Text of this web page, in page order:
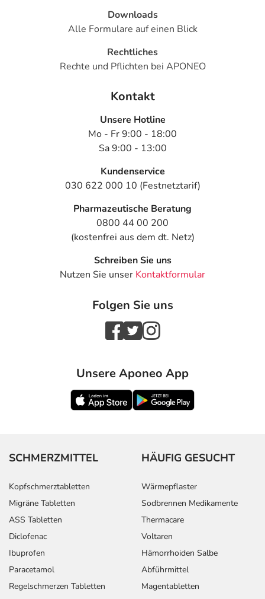
Downloads
Alle Formulare auf einen Blick
Rechtliches
Rechte und Pflichten bei APONEO
Kontakt
Unsere Hotline
Mo - Fr 9:00 - 18:00
Sa 9:00 - 13:00
Kundenservice
030 622 000 10 (Festnetztarif)
Pharmazeutische Beratung
0800 44 00 200
(kostenfrei aus dem dt. Netz)
Schreiben Sie uns
Nutzen Sie unser Kontaktformular
Folgen Sie uns
Unsere Aponeo App
SCHMERZMITTEL
Kopfschmerztabletten
Migräne Tabletten
ASS Tabletten
Diclofenac
Ibuprofen
Paracetamol
Regelschmerzen Tabletten
HÄUFIG GESUCHT
Wärmepflaster
Sodbrennen Medikamente
Thermacare
Voltaren
Hämorrhoiden Salbe
Abführmittel
Magentabletten